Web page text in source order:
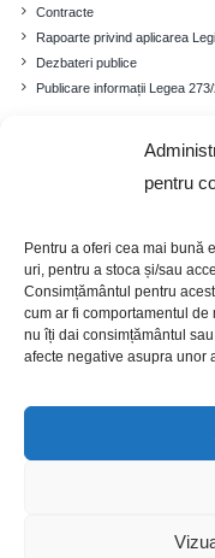
pentru
Pentru a oferi cea mai bună
uri, pentru a stoca și/sau
Consimțământul pentru
cum ar fi comportamentul
nu îți dai consimțământul
afecte negative asupra unor
Contracte
Rapoarte privind aplicarea
Dezbateri publice
Publicare informații Legea
Educație
Economia
Turism
Galerie foto
Copyright